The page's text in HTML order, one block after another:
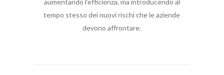
aumentando l’efficienza, ma introducendo al
tempo stesso dei nuovi rischi che le aziende
devono affrontare.